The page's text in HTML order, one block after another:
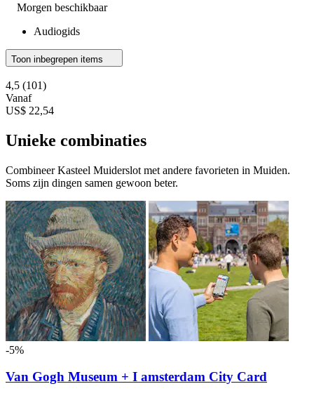
Morgen beschikbaar
Audiogids
Toon inbegrepen items
4,5 (101)
Vanaf
US$ 22,54
Unieke combinaties
Combineer Kasteel Muiderslot met andere favorieten in Muiden.
Soms zijn dingen samen gewoon beter.
-5%
Van Gogh Museum + I amsterdam City Card